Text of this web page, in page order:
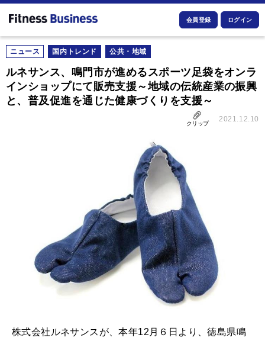
会員登録 ログイン
ニュース 国内トレンド 公共・地域
ルネサンス、鳴門市が進めるスポーツ足袋をオンラ
インショップにて販売支援～地域の伝統産業の振興
と、普及促進を通じた健康づくりを支援～
クリップ
2021.12.10
株式会社ルネサンスが、本年12月６日より、徳島県鳴